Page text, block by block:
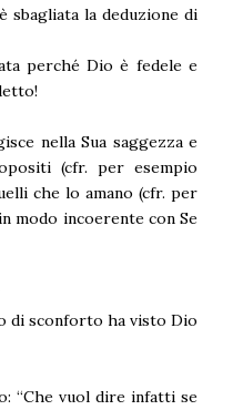
sbagliata la deduzione di
perché Dio è fedele e
nella Sua saggezza e
(cfr. per esempio
che lo amano (cfr. per
modo incoerente con Se
di sconforto ha visto Dio
“Che vuol dire infatti se